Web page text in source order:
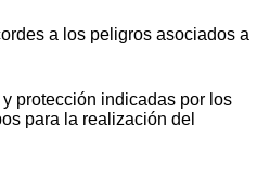
a los peligros asociados a
protección indicadas por los
para la realización del